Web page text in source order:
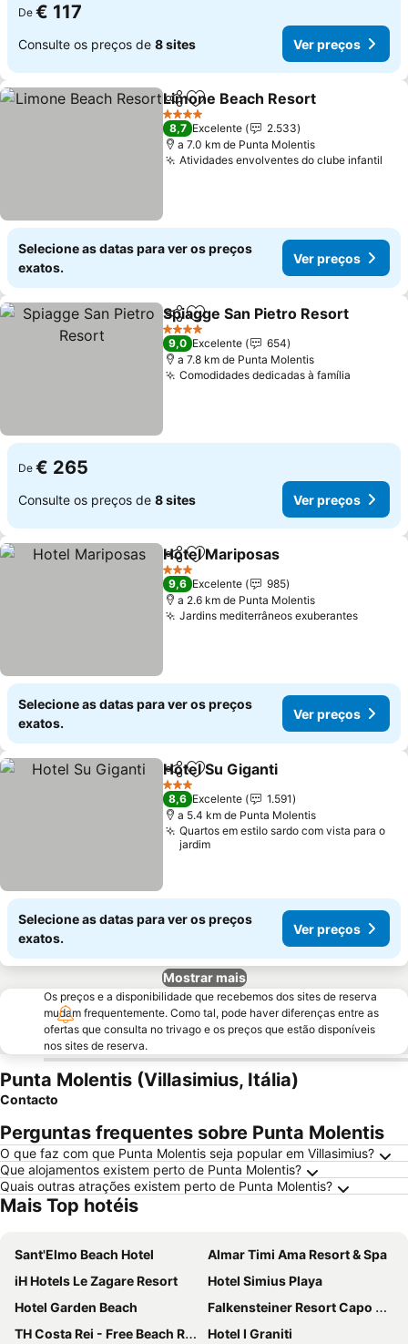
De € 117
Consulte os preços de 8 sites Ver preços
PartilharAdicionar aos favoritos
Limone Beach Resort
4 Estrelas
8,7 Excelente
2.533
a 7.0 km de Punta Molentis
Atividades envolventes do clube infantil
Selecione as datas para ver os preços
exatos.
Ver preços
PartilharAdicionar aos favoritos
Spiagge San Pietro Resort
4 Estrelas
9,0 Excelente
654
a 7.8 km de Punta Molentis
Comodidades dedicadas à família
De € 265
Consulte os preços de 8 sites Ver preços
PartilharAdicionar aos favoritos
Hotel Mariposas
3 Estrelas
9,6 Excelente
985
a 2.6 km de Punta Molentis
Jardins mediterrâneos exuberantesVer
Selecione as datas para ver os preços
exatos.
Ver preços
PartilharAdicionar aos favoritos
Hotel Su Giganti
3 Estrelas
8,6 Excelente
1.591
a 5.4 km de Punta Molentis
Quartos em estilo sardo com vista para o
jardim
Selecione as datas para ver os preços
exatos.
Ver preços
Mostrar mais
Os preços e a disponibilidade que recebemos dos sites de reserva
mudam frequentemente. Como tal, pode haver diferenças entre as
ofertas que consulta no trivago e os preços que estão disponíveis
nos sites de reserva.
Punta Molentis (Villasimius, Itália)
Contacto
Perguntas frequentes sobre Punta Molentis
O que faz com que Punta Molentis seja popular em Villasimius?
Que alojamentos existem perto de Punta Molentis?
Quais outras atrações existem perto de Punta Molentis?
Mais Top hotéis
Sant'Elmo Beach Hotel
Almar Timi Ama Resort & Spa
iH Hotels Le Zagare Resort
Hotel Simius Playa
Hotel Garden Beach
Falkensteiner Resort Capo Boi
TH Costa Rei - Free Beach Resort
Hotel I Graniti